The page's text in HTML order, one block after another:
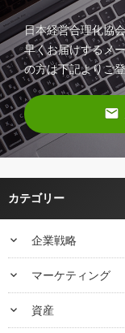
日本経営合理化協
早くお届けするメ
の方は下記よりご登
email
カテゴリー
keyboard_arrow_down 企業戦略
keyboard_arrow_down マーケティング
keyboard_arrow_down 資産